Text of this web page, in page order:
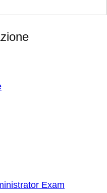
Exam